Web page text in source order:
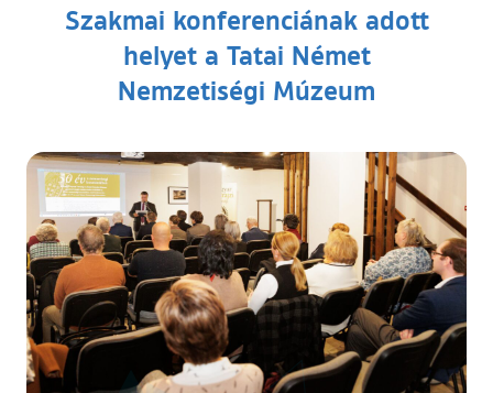
Szakmai konferenciának adott
helyet a Tatai Német
Nemzetiségi Múzeum